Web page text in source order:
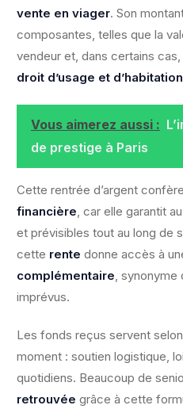
vente en viager. Son
composantes, telles que la
vendeur et, dans certains
droit d’usage et d’habitation
Vous aimerez aussi :
de prestige à Paris
Cette rentrée d’argent
financière , car elle garantit
et prévisibles tout au long de
cette rente donne accès à
complémentaire ,
imprévus.
Les fonds reçus servent
moment : soutien logistique,
quotidiens. Beaucoup de
retrouvée grâce à cette